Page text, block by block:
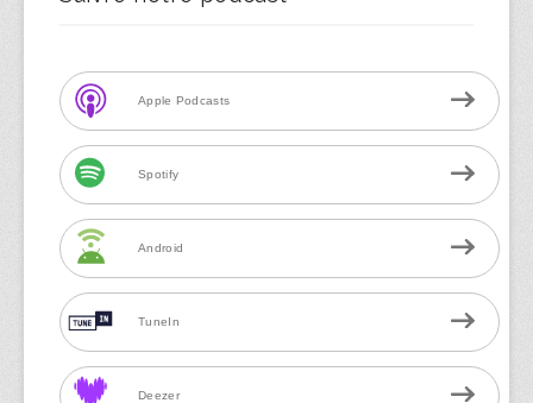
Apple Podcasts
Spotify
Android
TuneIn
Deezer